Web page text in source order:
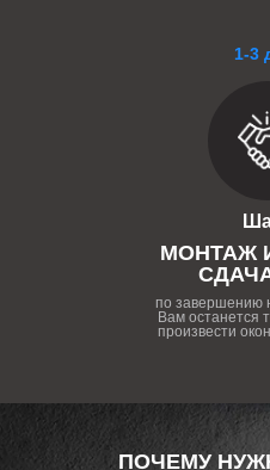
1-3
МОНТАЖ
по завершению
Вам останется
произвести
ПОЧЕМУ